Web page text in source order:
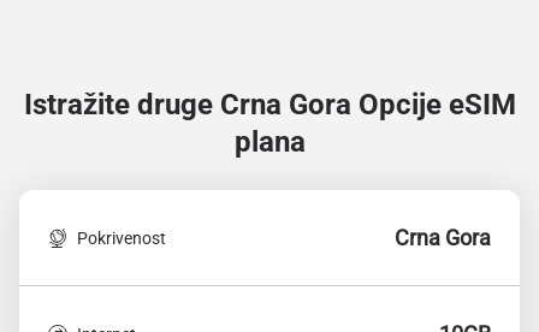
Istražite druge Crna Gora Opcije eSIM
plana
Pokrivenost Crna Gora